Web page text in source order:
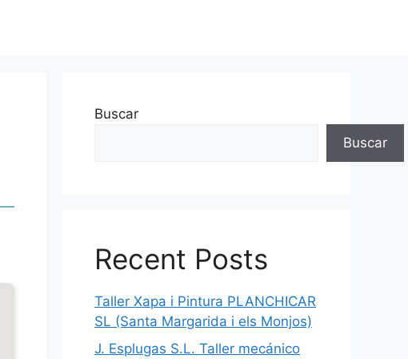
Buscar
Buscar
Recent Posts
Taller Xapa i Pintura PLANCHICAR
SL (Santa Margarida i els Monjos)
J. Esplugas S.L. Taller mecánico